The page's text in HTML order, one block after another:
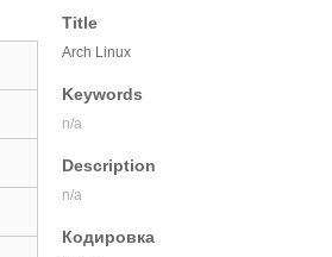
Title
Arch Linux
Keywords
n/a
Description
n/a
Кодировка